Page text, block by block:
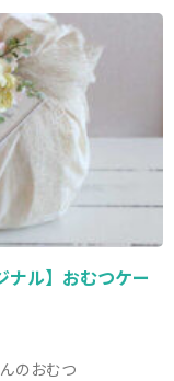
ナル】おむつケー
のおむつ